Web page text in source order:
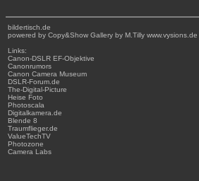
bildertisch.de
powered by Copy&Show Gallery by M.Tilly www.vysions.de
Links:
Canon-DSLR EF-Objektive
Canonrumors
Canon Camera Museum
DSLR-Forum.de
The-Digital-Picture
Heise Foto
Photoscala
Digitalkamera.de
Blende 8
Traumflieger.de
ValueTechTV
Photozone
Camera Labs